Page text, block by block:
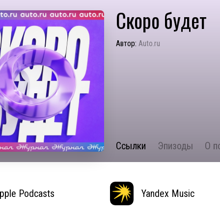
Скоро будет
Автор: Auto.ru
Ссылки Эпизоды О
Podcasts Yandex Music